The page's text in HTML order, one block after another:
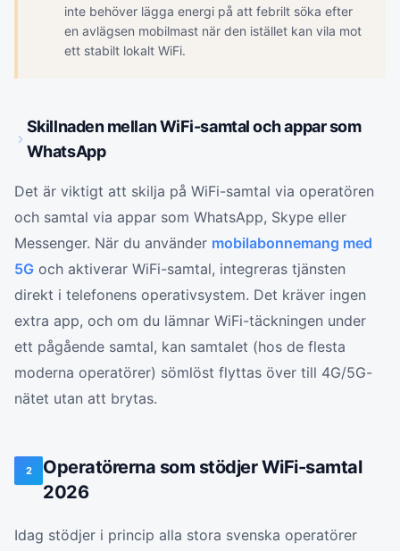
inte behöver lägga energi på att febrilt söka efter
en avlägsen mobilmast när den istället kan vila mot
ett stabilt lokalt WiFi.
Skillnaden mellan WiFi-samtal och appar som
WhatsApp
Det är viktigt att skilja på WiFi-samtal via operatören
och samtal via appar som WhatsApp, Skype eller
Messenger. När du använder mobilabonnemang med
5G och aktiverar WiFi-samtal, integreras tjänsten
direkt i telefonens operativsystem. Det kräver ingen
extra app, och om du lämnar WiFi-täckningen under
ett pågående samtal, kan samtalet (hos de flesta
moderna operatörer) sömlöst flyttas över till 4G/5G-
nätet utan att brytas.
2
Operatörerna som stödjer WiFi-samtal
2026
Idag stödjer i princip alla stora svenska operatörer